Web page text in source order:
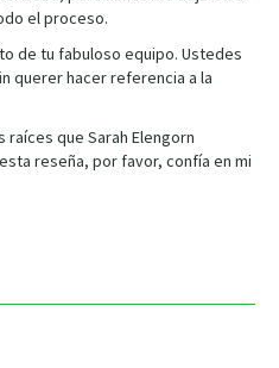
el proceso.
de tu fabuloso equipo. Ustedes
querer hacer referencia a la
que Sarah Elengorn
reseña, por favor, confía en mi